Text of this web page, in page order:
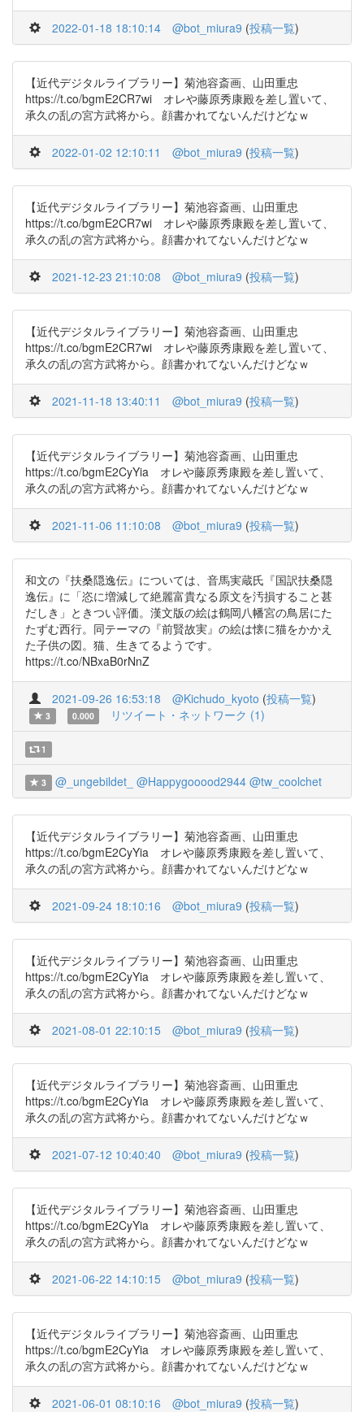
2022-01-18 18:10:14 @bot_miura9 (投稿一覧)
【近代デジタルライブラリー】菊池容斎画、山田重忠
https://t.co/bgmE2CR7wi オレや藤原秀康殿を差し置いて、
承久の乱の宮方武将から。顔書かれてないんだけどなｗ
2022-01-02 12:10:11 @bot_miura9 (投稿一覧)
【近代デジタルライブラリー】菊池容斎画、山田重忠
https://t.co/bgmE2CR7wi オレや藤原秀康殿を差し置いて、
承久の乱の宮方武将から。顔書かれてないんだけどなｗ
2021-12-23 21:10:08 @bot_miura9 (投稿一覧)
【近代デジタルライブラリー】菊池容斎画、山田重忠
https://t.co/bgmE2CR7wi オレや藤原秀康殿を差し置いて、
承久の乱の宮方武将から。顔書かれてないんだけどなｗ
2021-11-18 13:40:11 @bot_miura9 (投稿一覧)
【近代デジタルライブラリー】菊池容斎画、山田重忠
https://t.co/bgmE2CyYia オレや藤原秀康殿を差し置いて、
承久の乱の宮方武将から。顔書かれてないんだけどなｗ
2021-11-06 11:10:08 @bot_miura9 (投稿一覧)
和文の『扶桑隠逸伝』については、音馬実蔵氏『国訳扶桑隠
逸伝』に「恣に増減して絶麗富貴なる原文を汚損すること甚
だしき」ときつい評価。漢文版の絵は鶴岡八幡宮の鳥居にた
たずむ西行。同テーマの『前賢故実』の絵は懐に猫をかかえ
た子供の図。猫、生きてるようです。
https://t.co/NBxaB0rNnZ
2021-09-26 16:53:18 @Kichudo_kyoto (投稿一覧)
3 0.000 リツイート・ネットワーク (1)
1
3 @_ungebildet_ @Happygooood2944 @tw_coolchet
【近代デジタルライブラリー】菊池容斎画、山田重忠
https://t.co/bgmE2CyYia オレや藤原秀康殿を差し置いて、
承久の乱の宮方武将から。顔書かれてないんだけどなｗ
2021-09-24 18:10:16 @bot_miura9 (投稿一覧)
【近代デジタルライブラリー】菊池容斎画、山田重忠
https://t.co/bgmE2CyYia オレや藤原秀康殿を差し置いて、
承久の乱の宮方武将から。顔書かれてないんだけどなｗ
2021-08-01 22:10:15 @bot_miura9 (投稿一覧)
【近代デジタルライブラリー】菊池容斎画、山田重忠
https://t.co/bgmE2CyYia オレや藤原秀康殿を差し置いて、
承久の乱の宮方武将から。顔書かれてないんだけどなｗ
2021-07-12 10:40:40 @bot_miura9 (投稿一覧)
【近代デジタルライブラリー】菊池容斎画、山田重忠
https://t.co/bgmE2CyYia オレや藤原秀康殿を差し置いて、
承久の乱の宮方武将から。顔書かれてないんだけどなｗ
2021-06-22 14:10:15 @bot_miura9 (投稿一覧)
【近代デジタルライブラリー】菊池容斎画、山田重忠
https://t.co/bgmE2CyYia オレや藤原秀康殿を差し置いて、
承久の乱の宮方武将から。顔書かれてないんだけどなｗ
2021-06-01 08:10:16 @bot_miura9 (投稿一覧)